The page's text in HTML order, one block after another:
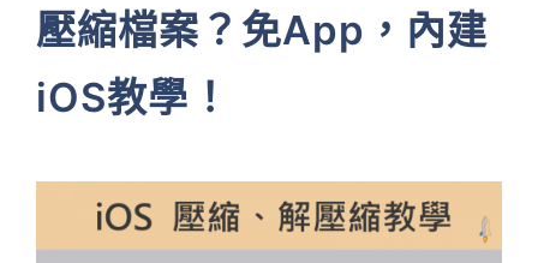
壓縮檔案？免App，內建
iOS教學！